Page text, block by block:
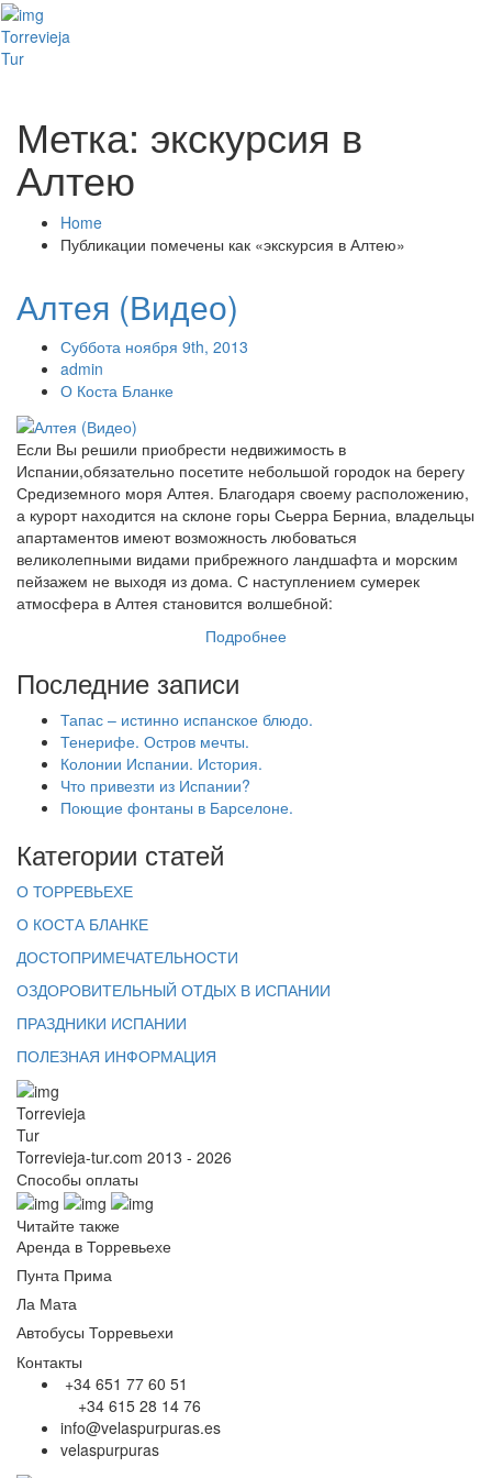
Torrevieja
Tur
Метка: экскурсия в
Алтею
Home
Публикации помечены как «экскурсия в Алтею»
Алтея (Видео)
Суббота ноября 9th, 2013
admin
О Коста Бланке
Если Вы решили приобрести недвижимость в
Испании,обязательно посетите небольшой городок на берегу
Средиземного моря Алтея. Благодаря своему расположению,
а курорт находится на склоне горы Сьерра Берниа, владельцы
апартаментов имеют возможность любоваться
великолепными видами прибрежного ландшафта и морским
пейзажем не выходя из дома. С наступлением сумерек
атмосфера в Алтея становится волшебной:
Подробнее
Последние записи
Тапас – истинно испанское блюдо.
Тенерифе. Остров мечты.
Колонии Испании. История.
Что привезти из Испании?
Поющие фонтаны в Барселоне.
Категории статей
О ТОРРЕВЬЕХЕ
О КОСТА БЛАНКЕ
ДОСТОПРИМЕЧАТЕЛЬНОСТИ
ОЗДОРОВИТЕЛЬНЫЙ ОТДЫХ В ИСПАНИИ
ПРАЗДНИКИ ИСПАНИИ
ПОЛЕЗНАЯ ИНФОРМАЦИЯ
Torrevieja
Tur
Torrevieja-tur.com 2013 - 2026
Способы оплаты
Читайте также
Аренда в Торревьехе
Пунта Прима
Ла Мата
Автобусы Торревьехи
Контакты
+34 651 77 60 51
+34 615 28 14 76
info@velaspurpuras.es
velaspurpuras